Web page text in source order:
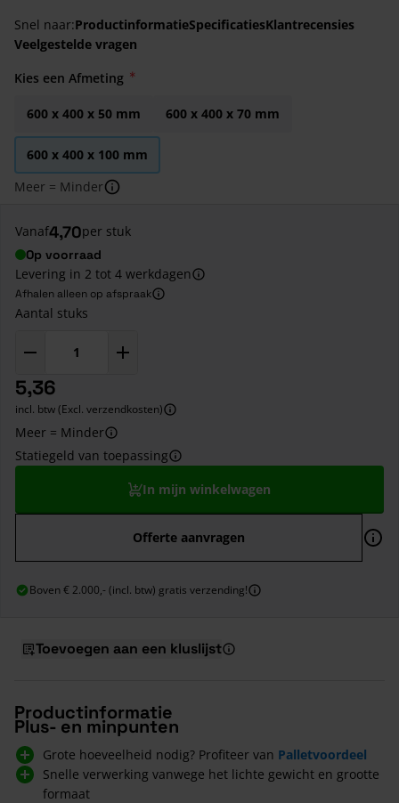
Snel naar:ProductinformatieSpecificatiesKlantrecensies
Veelgestelde vragen
Kies een Afmeting
600 x 400 x 50 mm 600 x 400 x 70 mm
600 x 400 x 100 mm
Meer = Minder
Vanaf4,70per stuk
Op voorraad
Levering in 2 tot 4 werkdagen
Afhalen alleen op afspraak
Aantal stuks
5,36
incl. btw (Excl. verzendkosten)
Meer = Minder
Statiegeld van toepassing
In mijn winkelwagen
Offerte aanvragen
Boven € 2.000,- (incl. btw) gratis verzending!
Toevoegen aan een kluslijst
Productinformatie
Plus- en minpunten
Grote hoeveelheid nodig? Profiteer van Palletvoordeel
Snelle verwerking vanwege het lichte gewicht en grootte
formaat